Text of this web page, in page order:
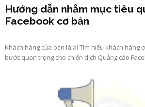
Hướng dẫn nhắm mục tiêu
Facebook cơ bản
Khách hàng của bạn là ai Tìm hiểu khách hàng
bước quan trọng cho chiến dịch Quảng cáo